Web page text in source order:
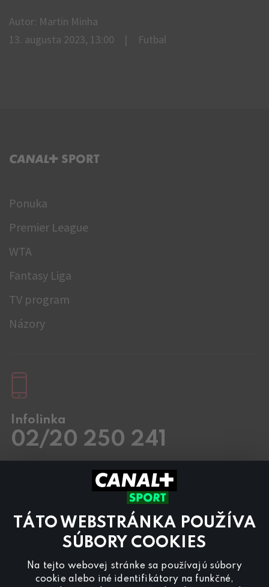
TÁTO WEBSTRÁNKA POUŽÍVA
SÚBORY COOKIES
Na tejto webovej stránke sa používajú súbory
cookie alebo iné identifikátory na funkčné,
Autor: Martin Minha
13. augusta 2023, 13:00
Futbal
C+ SPORT
Ponuka
Premier League
WTA
Fantasy Liga
TV program
Názory
Infolinka
02/20 250 241
8.00 – 18:00
Preinzerciu na programe CANAL+ Sportnás
kontaktujte nareklama@canalplus.cz
Našu redakciu kontaktujete na
redakce@canalplus.cz